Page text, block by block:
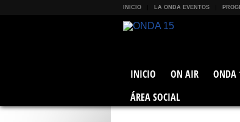
INICIO LA ONDA EVENTOS
INICIO ON AIR ONDA
ÁREA SOCIAL